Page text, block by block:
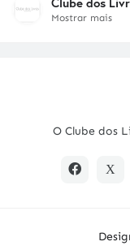
Mostrar mais
O Clube dos